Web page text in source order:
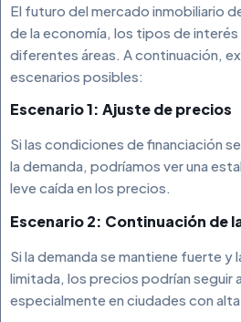
El futuro del mercado inmobiliario
de la economía, los tipos de interés
diferentes áreas. A continuación,
escenarios posibles:
Escenario 1: Ajuste de precios
Si las condiciones de financiación
la demanda, podríamos ver una
leve caída en los precios.
Escenario 2: Continuación de
Si la demanda se mantiene fuerte y
limitada, los precios podrían seguir
especialmente en ciudades con